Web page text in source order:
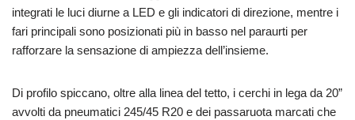
integrati le luci diurne a LED e gli indicatori di direzione, mentre i
fari principali sono posizionati più in basso nel paraurti per
rafforzare la sensazione di ampiezza dell’insieme.
Di profilo spiccano, oltre alla linea del tetto, i cerchi in lega da 20”
avvolti da pneumatici 245/45 R20 e dei passaruota marcati che